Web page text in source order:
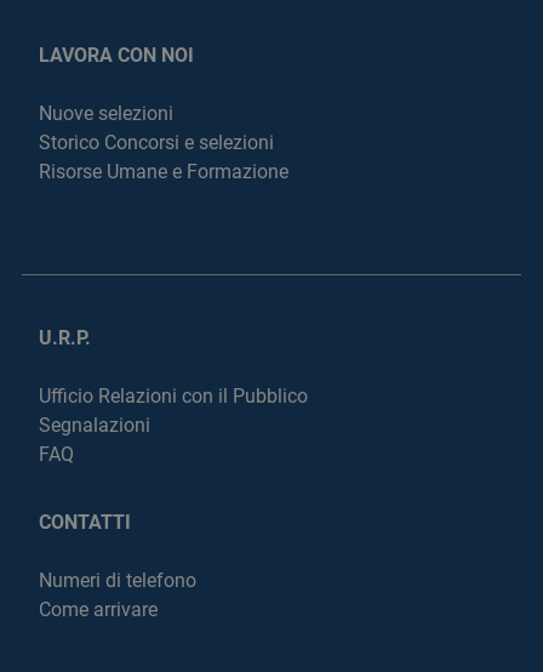
LAVORA CON NOI
Nuove selezioni
Storico Concorsi e selezioni
Risorse Umane e Formazione
U.R.P.
Ufficio Relazioni con il Pubblico
Segnalazioni
FAQ
CONTATTI
Numeri di telefono
Come arrivare